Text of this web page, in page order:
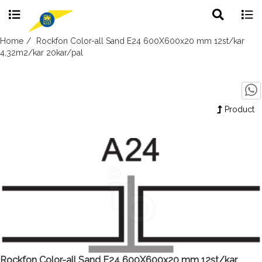
Skip
to
search
Home
Rockfon Color-all Sand E24 600X600x20 mm 12st/kar
4,32m2/kar 20kar/pal
Product